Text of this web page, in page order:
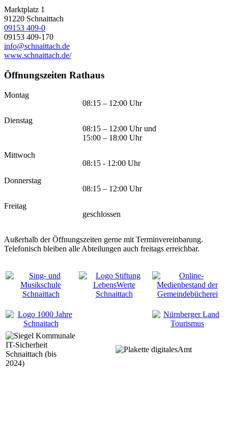
Marktplatz 1
91220 Schnaittach
09153 409-0
09153 409-170
info@schnaittach.de
www.schnaittach.de/
Öffnungszeiten Rathaus
Montag
08:15 – 12:00 Uhr
Dienstag
08:15 – 12:00 Uhr und
15:00 – 18:00 Uhr
Mittwoch
08:15 - 12:00 Uhr
Donnerstag
08:15 – 12:00 Uhr
Freitag
geschlossen
Außerhalb der Öffnungszeiten gerne mit Terminvereinbarung.
Telefonisch bleiben alle Abteilungen auch freitags erreichbar.